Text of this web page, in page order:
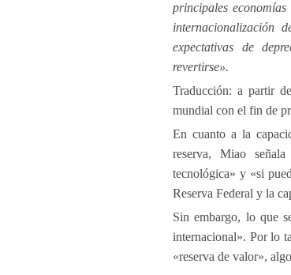
principales
internacionalización
expectativas de
revertirse».
Traducción: a partir
mundial con el fin de
En cuanto a la
reserva, Miao
tecnológica» y «si
Reserva Federal y la
Sin embargo, lo que
internacional». Por lo
«reserva de valor»,